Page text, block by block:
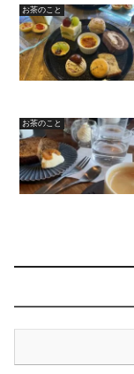
お茶のこと
お茶のこと